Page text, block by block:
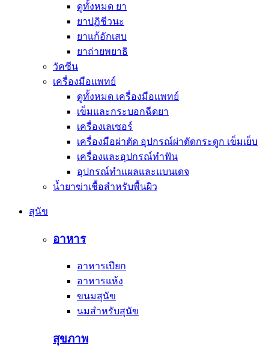
ดูทั้งหมด ยา
ยาปฏิชีวนะ
ยาแก้อักเสบ
ยาถ่ายพยาธิ
วัคซีน
เครื่องมือแพทย์
ดูทั้งหมด เครื่องมือแพทย์
เข็มและกระบอกฉีดยา
เครื่องเลเซอร์
เครื่องมือผ่าตัด อุปกรณ์ผ่าตัดกระดูก เข็มเย็บ
เครื่องและอุปกรณ์ทำฟัน
อุปกรณ์ทำแผลและแบนเดจ
น้ำยาฆ่าเชื้อสำหรับพื้นผิว
สุนัข
อาหาร
อาหารเปียก
อาหารแห้ง
ขนมสุนัข
นมสำหรับสุนัข
สุขภาพ